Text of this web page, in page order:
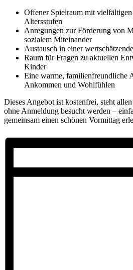
Offener Spielraum mit
Altersstufen
Anregungen zur Förderung von
sozialem Miteinander
Austausch in einer
Raum für Fragen zu aktuellen
Kinder
Eine warme, familienfreundliche
Ankommen und Wohlfühlen
Dieses Angebot ist kostenfrei, steht
ohne Anmeldung besucht werden –
gemeinsam einen schönen Vormittag